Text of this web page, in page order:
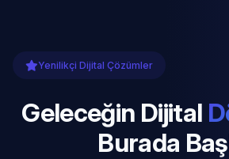
Yenilikçi Dijital Çözümler
Geleceğin Dijital
Burada